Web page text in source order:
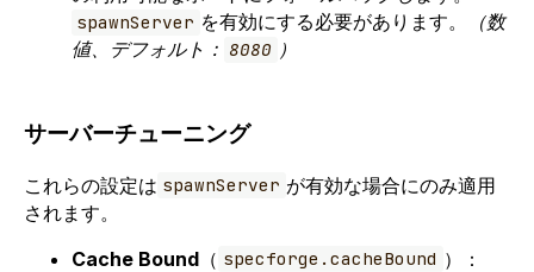
spawnServer を有効にする必要があります。
（数
値、デフォルト： 8080 ）
サーバーチューニング
これらの設定は spawnServer が有効な場合にのみ適用
されます。
Cache Bound （ specforge.cacheBound ）：